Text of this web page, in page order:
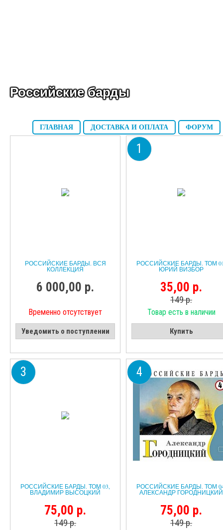
Российские барды
ГЛАВНАЯ ДОСТАВКА И ОПЛАТА ФОРУМ
РОССИЙСКИЕ БАРДЫ. ВСЯ
КОЛЛЕКЦИЯ
6 000,00 р.
Временно отсутствует
Уведомить о поступлении
1
РОССИЙСКИЕ БАРДЫ. ТОМ
ЮРИЙ ВИЗБОР
35,00 р.
149 р.
Товар есть в наличии
Купить
3
РОССИЙСКИЕ БАРДЫ. ТОМ 03,
ВЛАДИМИР ВЫСОЦКИЙ
75,00 р.
149 р.
4
РОССИЙСКИЕ БАРДЫ. ТОМ
АЛЕКСАНДР ГОРОДНИЦКИЙ
75,00 р.
149 р.